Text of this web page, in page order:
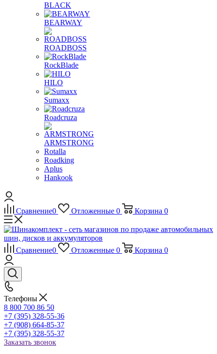
BLACK
BEARWAY
ROADBOSS
RockBlade
HILO
Sumaxx
Roadcruza
ARMSTRONG
Rotalla
Roadking
Aplus
Hankook
Сравнение0 Отложенные 0 Корзина 0
Сравнение0 Отложенные 0 Корзина 0
Телефоны
8 800 700 86 50
+7 (395) 328-55-36
+7 (908) 664-85-37
+7 (395) 328-55-37
Заказать звонок